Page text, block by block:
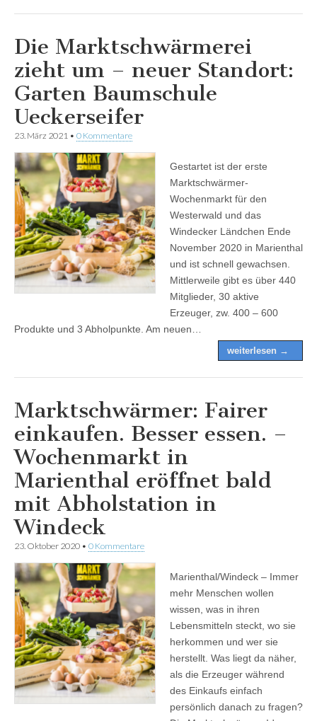
Die Marktschwärmerei
zieht um – neuer Standort:
Garten Baumschule
Ueckerseifer
23. März 2021 • 0 Kommentare
Gestartet ist der erste
Marktschwärmer-
Wochenmarkt für den
Westerwald und das
Windecker Ländchen Ende
November 2020 in Marienthal
und ist schnell gewachsen.
Mittlerweile gibt es über 440
Mitglieder, 30 aktive
Erzeuger, zw. 400 – 600
Produkte und 3 Abholpunkte. Am neuen…
weiterlesen →
Marktschwärmer: Fairer
einkaufen. Besser essen. –
Wochenmarkt in
Marienthal eröffnet bald
mit Abholstation in
Windeck
23. Oktober 2020 • 0 Kommentare
Marienthal/Windeck – Immer
mehr Menschen wollen
wissen, was in ihren
Lebensmitteln steckt, wo sie
herkommen und wer sie
herstellt. Was liegt da näher,
als die Erzeuger während
des Einkaufs einfach
persönlich danach zu fragen?